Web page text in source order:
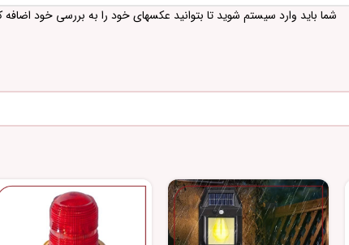
شما باید وارد سیستم شوید تا بتوانید عکسهای خود را به بررسی خود اضافه